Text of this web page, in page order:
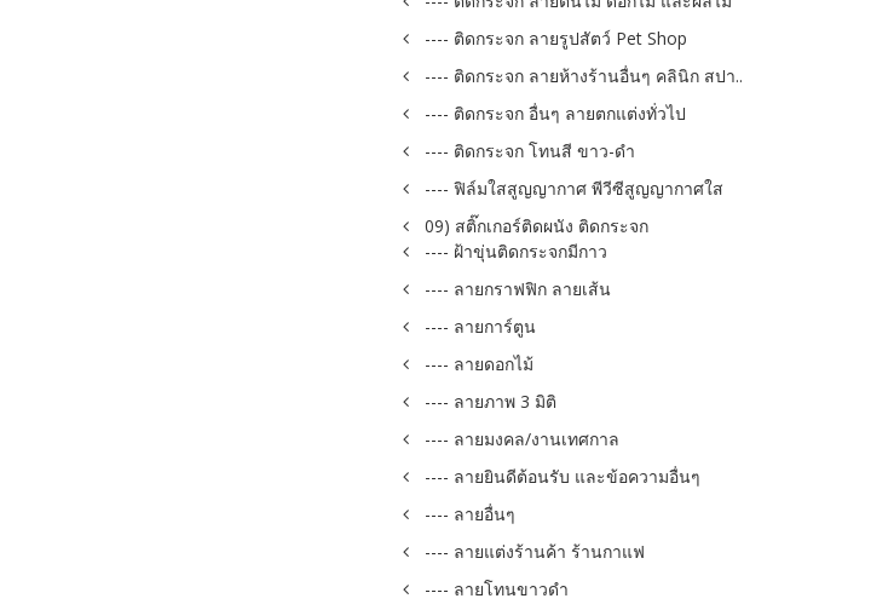
---- ติดกระจก ลายรูปสัตว์ Pet Shop
---- ติดกระจก ลายห้างร้านอื่นๆ คลินิก สปา..
---- ติดกระจก อื่นๆ ลายตกแต่งทั่วไป
---- ติดกระจก โทนสี ขาว-ดำ
---- ฟิล์มใสสูญญากาศ พีวีซีสูญญากาศใส
09) สติ๊กเกอร์ติดผนัง ติดกระจก
---- ฝ้าขุ่นติดกระจกมีกาว
---- ลายกราฟฟิก ลายเส้น
---- ลายการ์ตูน
---- ลายดอกไม้
---- ลายภาพ 3 มิติ
---- ลายมงคล/งานเทศกาล
---- ลายยินดีต้อนรับ และข้อความอื่นๆ
---- ลายอื่นๆ
---- ลายแต่งร้านค้า ร้านกาแฟ
---- ลายโทนขาวดำ